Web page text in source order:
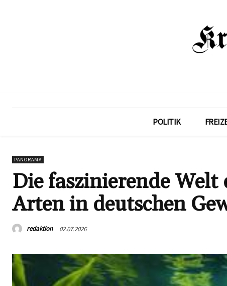
POLITIK
PANORAMA
Die faszinierende
Arten in deutschen
redaktion 02.07.2026